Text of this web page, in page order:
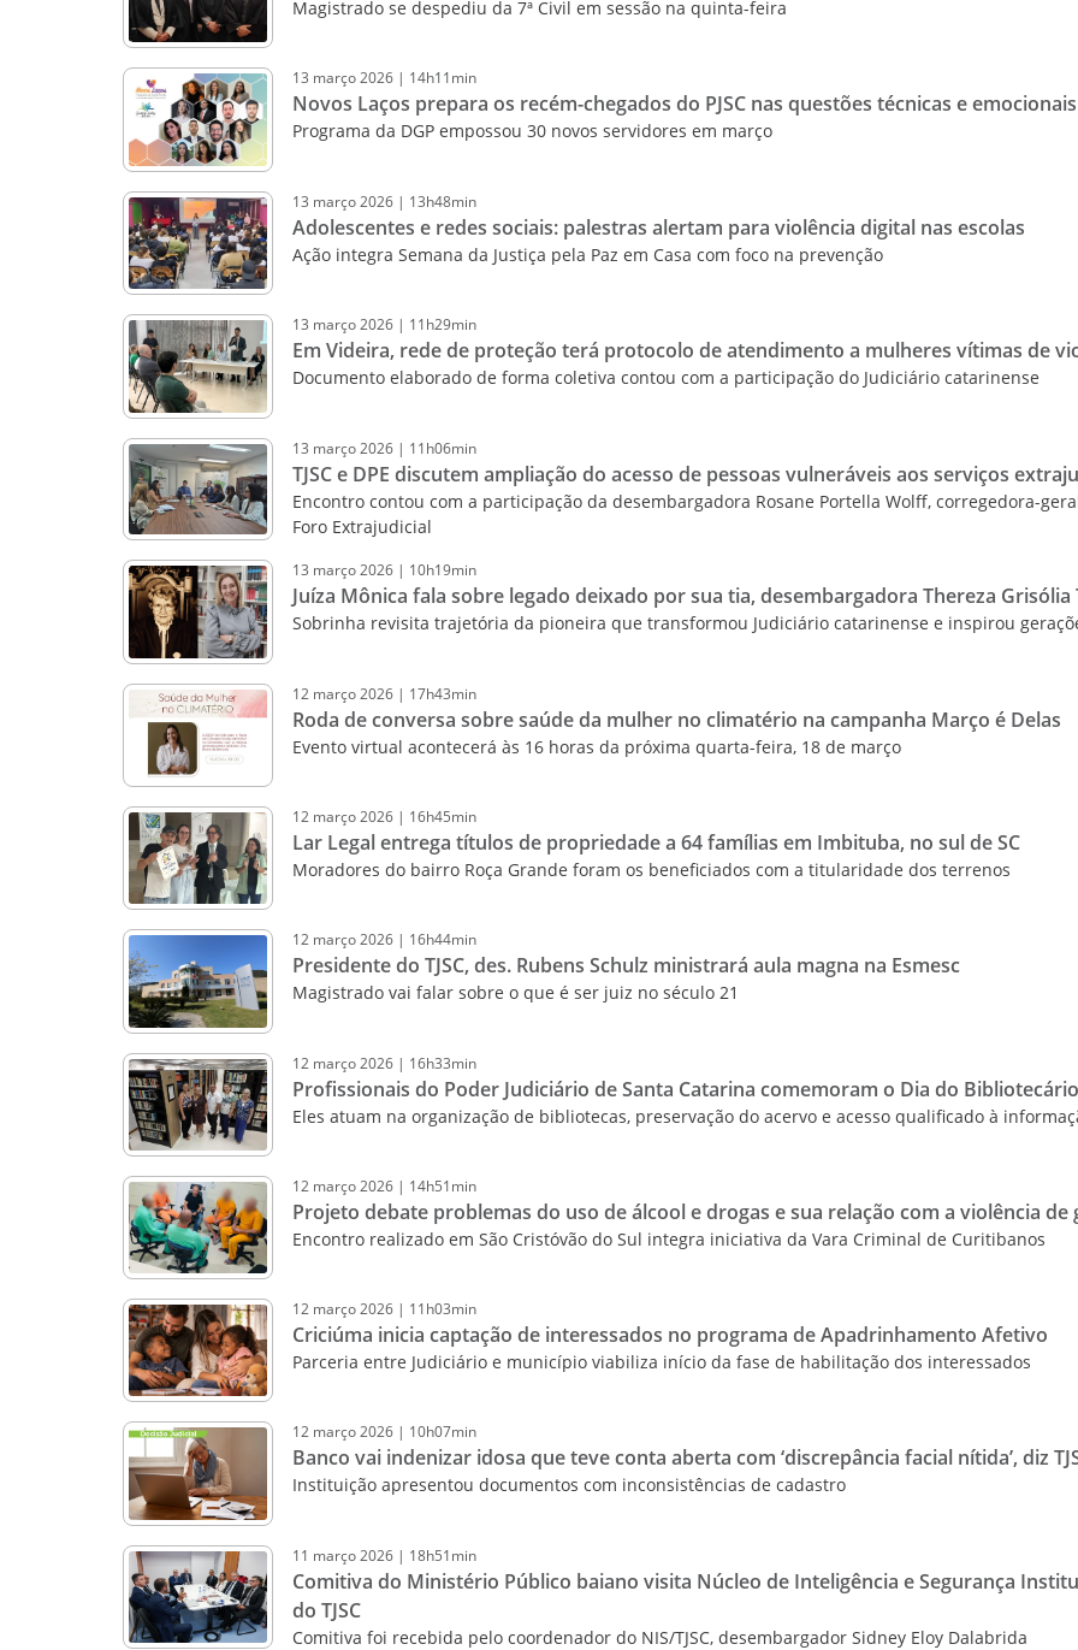
Magistrado se despediu da 7ª Civil em sessão na quinta-feira
13 março2026 | 14h11min
Novos Laços prepara os recém-chegados do PJSC nas questões técnicas e emocionais
Programa da DGP empossou 30 novos servidores em março
13 março2026 | 13h48min
Adolescentes e redes sociais: palestras alertam para violência digital nas escolas
Ação integra Semana da Justiça pela Paz em Casa com foco na prevenção
13 março2026 | 11h29min
Em Videira, rede de proteção terá protocolo de atendimento a mulheres vítimas de
Documento elaborado de forma coletiva contou com a participação do Judiciário catarinense
13 março2026 | 11h06min
TJSC e DPE discutem ampliação do acesso de pessoas vulneráveis aos serviços
Encontro contou com a participação da desembargadora Rosane Portella Wolff, corregedora-
Foro Extrajudicial
13 março2026 | 10h19min
Juíza Mônica fala sobre legado deixado por sua tia, desembargadora Thereza Grisólia
Sobrinha revisita trajetória da pioneira que transformou Judiciário catarinense e inspirou
12 março2026 | 17h43min
Roda de conversa sobre saúde da mulher no climatério na campanha Março é Delas
Evento virtual acontecerá às 16 horas da próxima quarta-feira, 18 de março
12 março2026 | 16h45min
Lar Legal entrega títulos de propriedade a 64 famílias em Imbituba, no sul de SC
Moradores do bairro Roça Grande foram os beneficiados com a titularidade dos terrenos
12 março2026 | 16h44min
Presidente do TJSC, des. Rubens Schulz ministrará aula magna na Esmesc
Magistrado vai falar sobre o que é ser juiz no século 21
12 março2026 | 16h33min
Profissionais do Poder Judiciário de Santa Catarina comemoram o Dia do Bibliotecário
Eles atuam na organização de bibliotecas, preservação do acervo e acesso qualificado à
12 março2026 | 14h51min
Projeto debate problemas do uso de álcool e drogas e sua relação com a violência de
Encontro realizado em São Cristóvão do Sul integra iniciativa da Vara Criminal de Curitibanos
12 março2026 | 11h03min
Criciúma inicia captação de interessados no programa de Apadrinhamento Afetivo
Parceria entre Judiciário e município viabiliza início da fase de habilitação dos interessados
12 março2026 | 10h07min
Banco vai indenizar idosa que teve conta aberta com ‘discrepância facial nítida’, diz
Instituição apresentou documentos com inconsistências de cadastro
11 março2026 | 18h51min
Comitiva do Ministério Público baiano visita Núcleo de Inteligência e Segurança
do TJSC
Comitiva foi recebida pelo coordenador do NIS/TJSC, desembargador Sidney Eloy Dalabrida